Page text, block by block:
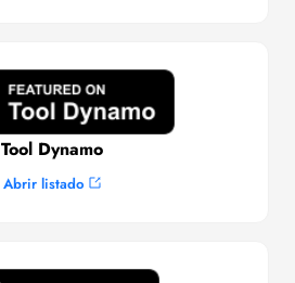
Tool Dynamo
Abrir listado